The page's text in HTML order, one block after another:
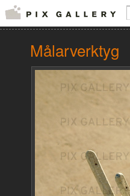
Målarverktyg